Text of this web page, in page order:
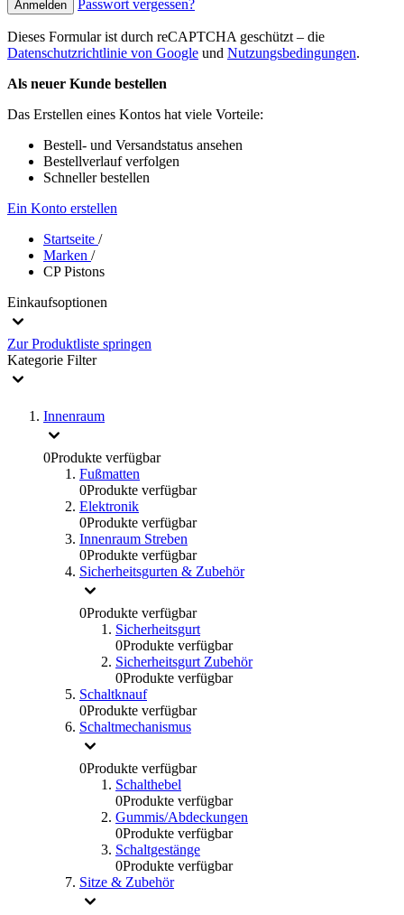
Anmelden Passwort vergessen?
Dieses Formular ist durch reCAPTCHA geschützt – die
Datenschutzrichtlinie von Google und Nutzungsbedingungen.
Als neuer Kunde bestellen
Das Erstellen eines Kontos hat viele Vorteile:
Bestell- und Versandstatus ansehen
Bestellverlauf verfolgen
Schneller bestellen
Ein Konto erstellen
Startseite /
Marken /
CP Pistons
Einkaufsoptionen
Zur Produktliste springen
Kategorie Filter
Innenraum
0Produkte verfügbar
Fußmatten
0Produkte verfügbar
Elektronik
0Produkte verfügbar
Innenraum Streben
0Produkte verfügbar
Sicherheitsgurten & Zubehör
0Produkte verfügbar
Sicherheitsgurt
0Produkte verfügbar
Sicherheitsgurt Zubehör
0Produkte verfügbar
Schaltknauf
0Produkte verfügbar
Schaltmechanismus
0Produkte verfügbar
Schalthebel
0Produkte verfügbar
Gummis/Abdeckungen
0Produkte verfügbar
Schaltgestänge
0Produkte verfügbar
Sitze & Zubehör